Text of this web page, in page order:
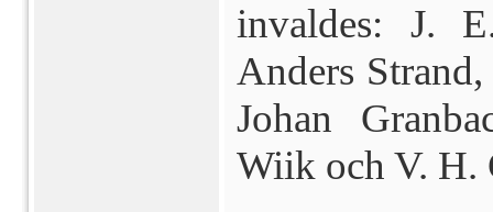
invaldes: J.
Anders
Johan
Wiik och V. H.